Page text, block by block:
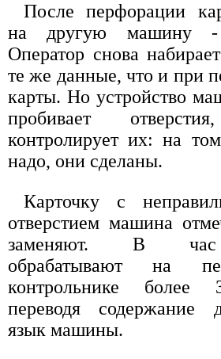
После перфорации
на другую машину -
Оператор снова
те же данные, что и при
карты. Но устройство
пробивает
контролирует их: на
надо, они сделаны.
Карточку с
отверстием машина
заменяют. В час
обрабатывают на
контрольнике более
переводя содержание
язык машины.